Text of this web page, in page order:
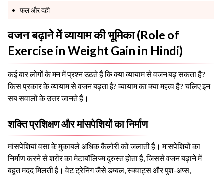
फल और दही
वजन बढ़ाने में व्यायाम की भूमिका (Role of
Exercise in Weight Gain in Hindi)
कई बार लोगों के मन में प्रश्न उठते हैं कि क्या व्यायाम से वजन बढ़ सकता है?
किस प्रकार के व्यायाम से वजन बढ़ता है? व्यायाम का क्या महत्व है? चलिए इन
सब सवालों के उत्तर जानते हैं।
शक्ति प्रशिक्षण और मांसपेशियों का निर्माण
मांसपेशियां वसा के मुकाबले अधिक कैलोरी को जलाती है। मांसपेशियों का
निर्माण करने से शरीर का मेटाबॉलिज्म दुरुस्त होता है, जिससे वजन बढ़ाने में
बहुत मदद मिलती है। वेट ट्रेनिंग जैसे डम्बल, स्क्वाट्स और पुश-अप्स,